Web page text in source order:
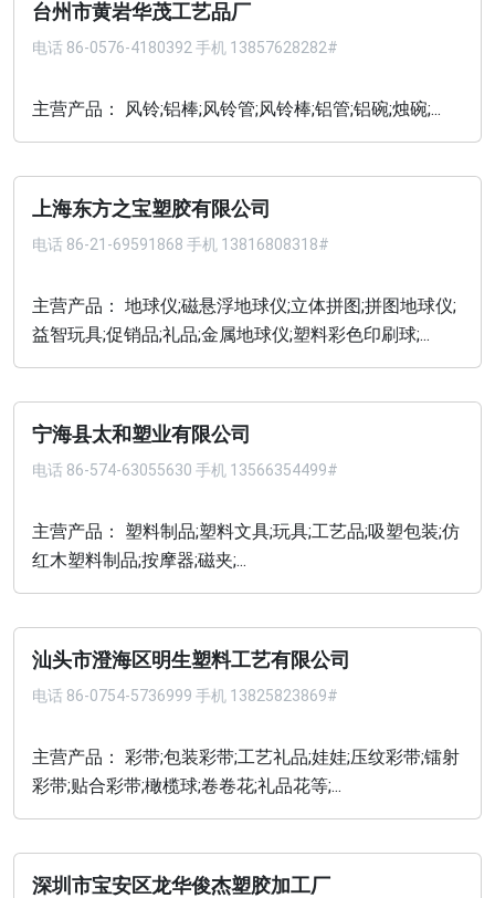
台州市黄岩华茂工艺品厂
电话 86-0576-4180392 手机 13857628282#
主营产品： 风铃;铝棒;风铃管;风铃棒;铝管;铝碗;烛碗;...
上海东方之宝塑胶有限公司
电话 86-21-69591868 手机 13816808318#
主营产品： 地球仪;磁悬浮地球仪;立体拼图;拼图地球仪;
益智玩具;促销品;礼品;金属地球仪;塑料彩色印刷球;...
宁海县太和塑业有限公司
电话 86-574-63055630 手机 13566354499#
主营产品： 塑料制品;塑料文具;玩具;工艺品;吸塑包装;仿
红木塑料制品;按摩器;磁夹;...
汕头市澄海区明生塑料工艺有限公司
电话 86-0754-5736999 手机 13825823869#
主营产品： 彩带;包装彩带;工艺礼品;娃娃;压纹彩带;镭射
彩带;贴合彩带;橄榄球;卷卷花;礼品花等;...
深圳市宝安区龙华俊杰塑胶加工厂